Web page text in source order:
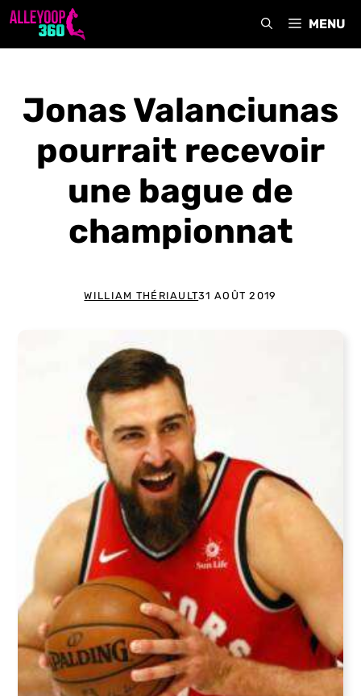
Aller
MENU
Jonas Valanciunas
pourrait recevoir
une bague de
championnat
WILLIAM THÉRIAULT31 AOÛT 2019